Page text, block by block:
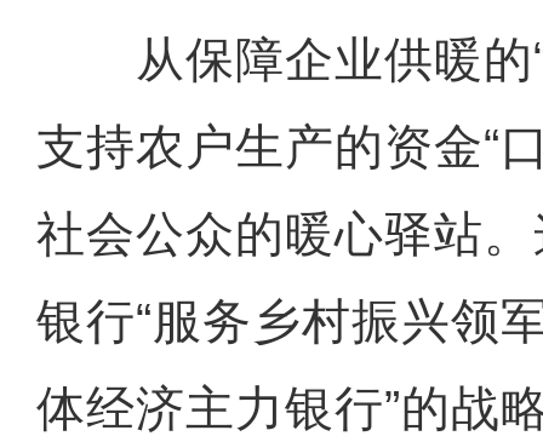
从保障企业供暖的“
支持农户生产的资金“
社会公众的暖心驿站
银行“服务乡村振兴领
体经济主力银行”的战